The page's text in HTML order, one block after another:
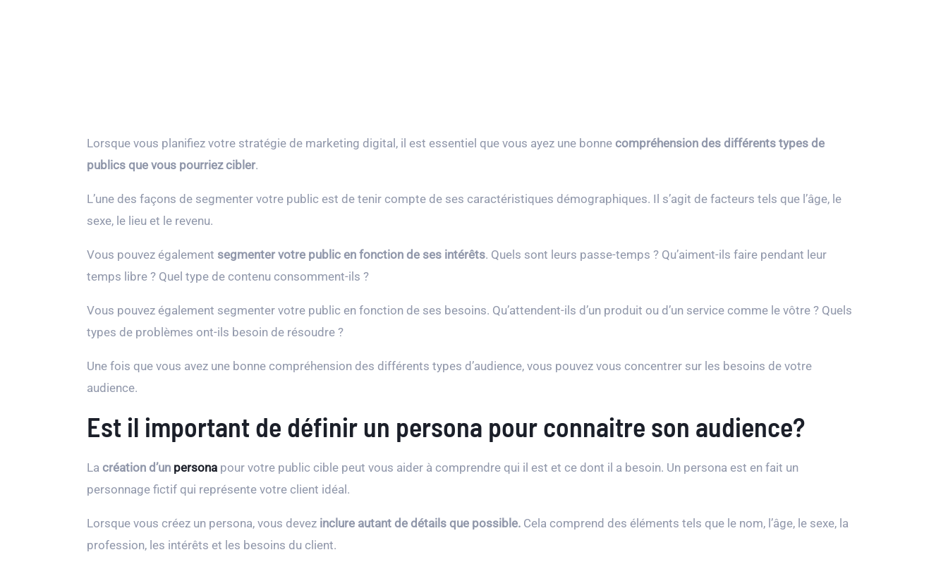
Lorsque vous planifiez votre stratégie de marketing digital, il est essentiel que vous ayez une bonne compréhension des différents types de
publics que vous pourriez cibler.
L’une des façons de segmenter votre public est de tenir compte de ses caractéristiques démographiques. Il s’agit de facteurs tels que l’âge, le
sexe, le lieu et le revenu.
Vous pouvez également segmenter votre public en fonction de ses intérêts. Quels sont leurs passe-temps ? Qu’aiment-ils faire pendant leur
temps libre ? Quel type de contenu consomment-ils ?
Vous pouvez également segmenter votre public en fonction de ses besoins. Qu’attendent-ils d’un produit ou d’un service comme le vôtre ? Quels
types de problèmes ont-ils besoin de résoudre ?
Une fois que vous avez une bonne compréhension des différents types d’audience, vous pouvez vous concentrer sur les besoins de votre
audience.
Est il important de définir un persona pour connaitre son audience?
La création d’un persona pour votre public cible peut vous aider à comprendre qui il est et ce dont il a besoin. Un persona est en fait un
personnage fictif qui représente votre client idéal.
Lorsque vous créez un persona, vous devez inclure autant de détails que possible. Cela comprend des éléments tels que le nom, l’âge, le sexe, la
profession, les intérêts et les besoins du client.